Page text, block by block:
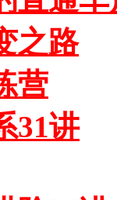
之路
营
31讲